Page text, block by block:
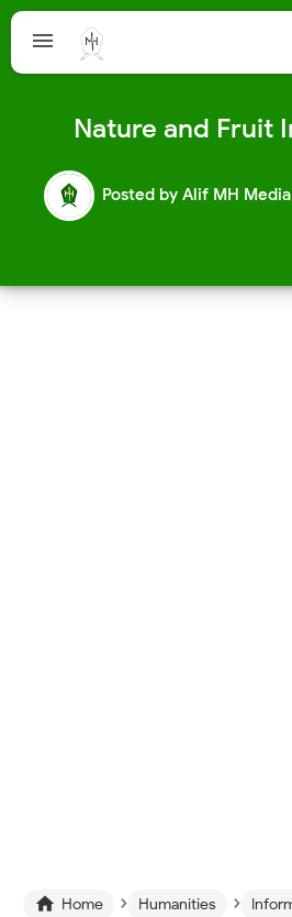

Nature and Fruit
Posted by Alif MH Media
 Home › Humanities ›